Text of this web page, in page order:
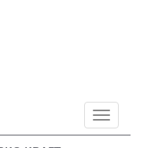
Navigation